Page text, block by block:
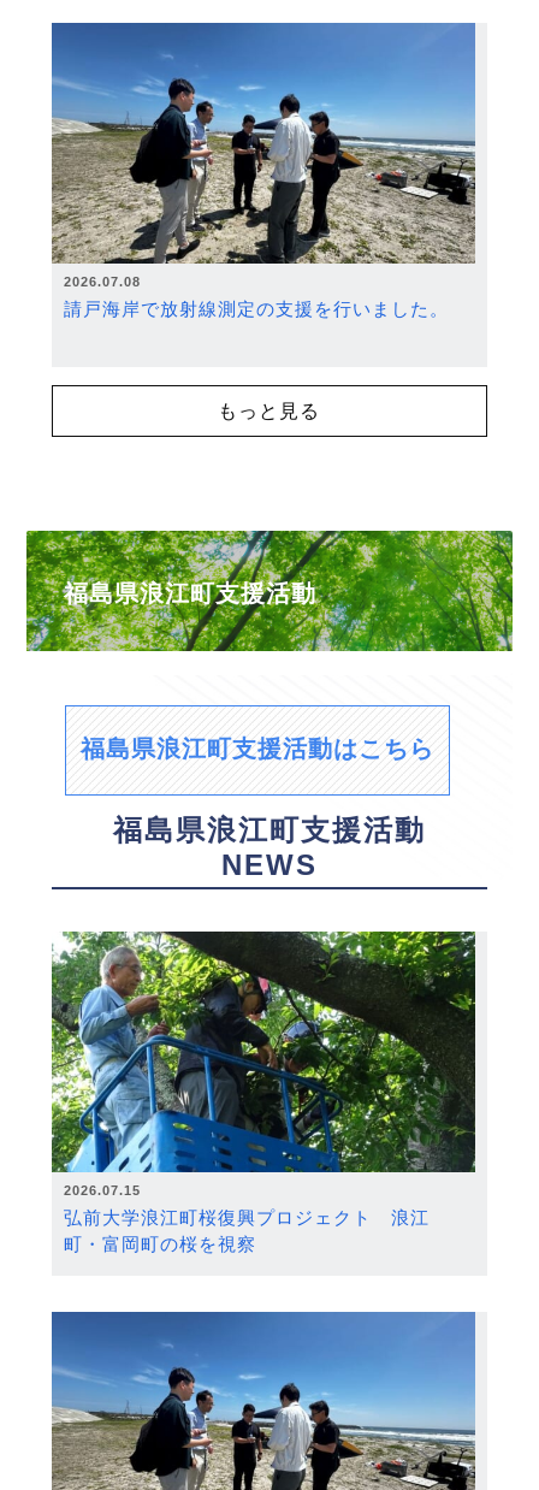
2026.07.08
請戸海岸で放射線測定の支援を行いました。
もっと見る
福島県浪江町支援活動
福島県浪江町支援活動はこちら
福島県浪江町支援活動
NEWS
2026.07.15
弘前大学浪江町桜復興プロジェクト 浪江
町・富岡町の桜を視察